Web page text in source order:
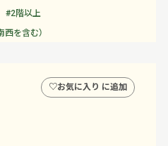
#2階以上
西を含む）
♡お気に入り に追加